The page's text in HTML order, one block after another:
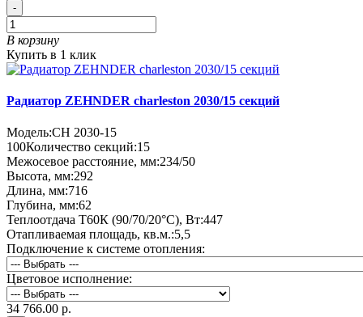
-
В корзину
Купить в 1 клик
Радиатор ZEHNDER charleston 2030/15 секций
Модель:CH 2030-15
100Количество секций:15
Межосевое расстояние, мм:234/50
Высота, мм:292
Длина, мм:716
Глубина, мм:62
Теплоотдача Т60К (90/70/20°C), Вт:447
Отапливаемая площадь, кв.м.:5,5
Подключение к системе отопления:
Цветовое исполнение:
34 766.00 р.